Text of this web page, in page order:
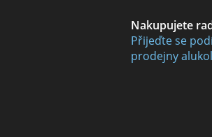
Nakupujete
Přijeďte se
prodejny